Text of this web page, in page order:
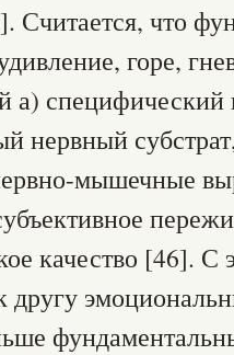
Считается, что
горе,
а) специфический
нервный
мышечные
качество [46]. С
другу